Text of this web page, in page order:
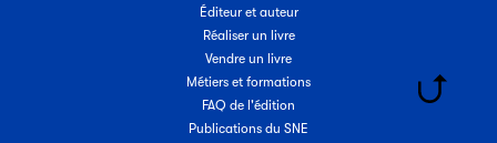
Éditeur et auteur
Réaliser un livre
Vendre un livre
Métiers et formations
FAQ de l'édition
Publications du SNE